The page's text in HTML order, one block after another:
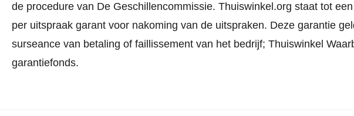
de procedure van De Geschillencommissie. Thuiswinkel.org staat tot
per uitspraak garant voor nakoming van de uitspraken. Deze garantie
surseance van betaling of faillissement van het bedrijf; Thuiswinkel
garantiefonds.